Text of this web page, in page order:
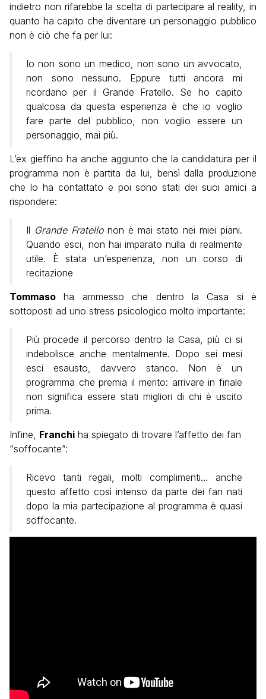
indietro non rifarebbe la scelta di partecipare al reality, in
quanto ha capito che diventare un personaggio pubblico
non è ciò che fa per lui:
Io non sono un medico, non sono un avvocato,
non sono nessuno. Eppure tutti ancora mi
ricordano per il Grande Fratello. Se ho capito
qualcosa da questa esperienza è che io voglio
fare parte del pubblico, non voglio essere un
personaggio, mai più.
L’ex gieffino ha anche aggiunto che la candidatura per il
programma non è partita da lui, bensì dalla produzione
che lo ha contattato e poi sono stati dei suoi amici a
rispondere:
Il Grande Fratellonon è mai stato nei miei piani.
Quando esci, non hai imparato nulla di realmente
utile. È stata un’esperienza, non un corso di
recitazione
Tommaso ha ammesso che dentro la Casa si è
sottoposti ad uno stress psicologico molto importante:
Più procede il percorso dentro la Casa, più ci si
indebolisce anche mentalmente. Dopo sei mesi
esci esausto, davvero stanco. Non è un
programma che premia il merito: arrivare in finale
non significa essere stati migliori di chi è uscito
prima.
Infine, Franchi ha spiegato di trovare l’affetto dei fan
“soffocante”:
Ricevo tanti regali, molti complimenti… anche
questo affetto così intenso da parte dei fan nati
dopo la mia partecipazione al programma è quasi
soffocante.